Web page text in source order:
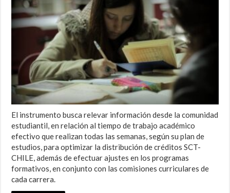
El instrumento busca relevar información desde la comunidad
estudiantil, en relación al tiempo de trabajo académico
efectivo que realizan todas las semanas, según su plan de
estudios, para optimizar la distribución de créditos SCT-
CHILE, además de efectuar ajustes en los programas
formativos, en conjunto con las comisiones curriculares de
cada carrera.